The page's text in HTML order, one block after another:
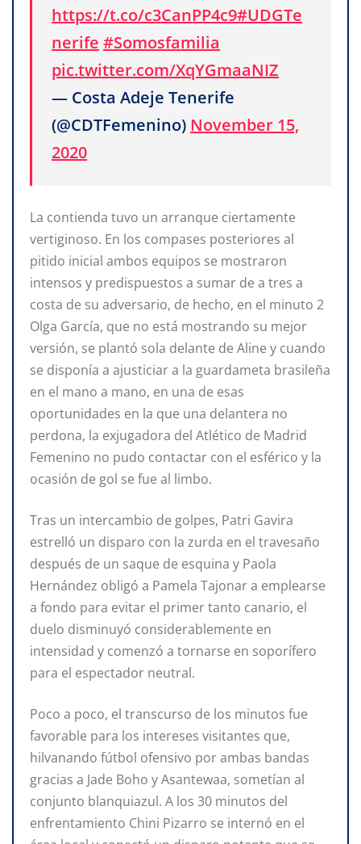
https://t.co/c3CanPP4c9#UDGTe
nerife #Somosfamilia
pic.twitter.com/XqYGmaaNIZ
— Costa Adeje Tenerife
(@CDTFemenino) November 15,
2020
La contienda tuvo un arranque ciertamente
vertiginoso. En los compases posteriores al
pitido inicial ambos equipos se mostraron
intensos y predispuestos a sumar de a tres a
costa de su adversario, de hecho, en el minuto 2
Olga García, que no está mostrando su mejor
versión, se plantó sola delante de Aline y cuando
se disponía a ajusticiar a la guardameta brasileña
en el mano a mano, en una de esas
oportunidades en la que una delantera no
perdona, la exjugadora del Atlético de Madrid
Femenino no pudo contactar con el esférico y la
ocasión de gol se fue al limbo.
Tras un intercambio de golpes, Patri Gavira
estrelló un disparo con la zurda en el travesaño
después de un saque de esquina y Paola
Hernández obligó a Pamela Tajonar a emplearse
a fondo para evitar el primer tanto canario, el
duelo disminuyó considerablemente en
intensidad y comenzó a tornarse en soporífero
para el espectador neutral.
Poco a poco, el transcurso de los minutos fue
favorable para los intereses visitantes que,
hilvanando fútbol ofensivo por ambas bandas
gracias a Jade Boho y Asantewaa, sometían al
conjunto blanquiazul. A los 30 minutos del
enfrentamiento Chini Pizarro se internó en el